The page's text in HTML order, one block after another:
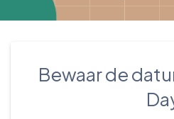
Bewaar de